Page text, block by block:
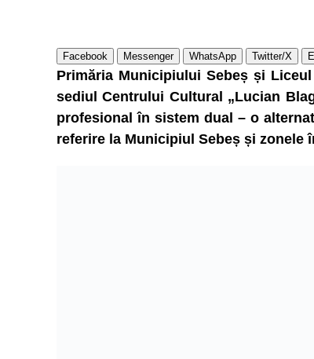
Facebook Messenger WhatsApp Twitter/X
Primăria Municipiului Sebeș și
sediul Centrului Cultural „Lucian
profesional în sistem dual – o
referire la Municipiul Sebeș și zonele